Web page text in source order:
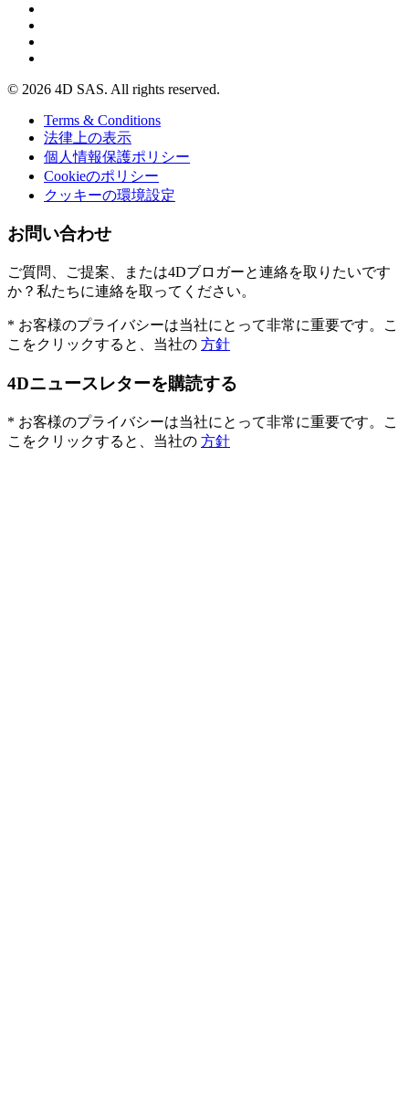
© 2026 4D SAS. All rights reserved.
Terms & Conditions
法律上の表示
個人情報保護ポリシー
Cookieのポリシー
クッキーの環境設定
お問い合わせ
ご質問、ご提案、または4Dブロガーと連絡を取りたいです
か？私たちに連絡を取ってください。
* お客様のプライバシーは当社にとって非常に重要です。こ
こをクリックすると、当社の 方針
4Dニュースレターを購読する
* お客様のプライバシーは当社にとって非常に重要です。こ
こをクリックすると、当社の 方針